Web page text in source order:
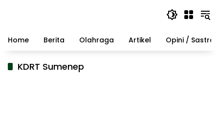
Home
Berita Olahraga Artikel Opini / Sastra
KDRT Sumenep